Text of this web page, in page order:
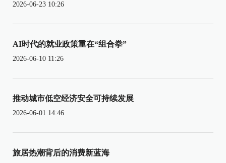
2026-06-23 10:26
AI时代的就业政策重在“组合拳”
2026-06-10 11:26
推动城市低空经济安全可持续发展
2026-06-01 14:46
旅居热潮背后的消费新蓝海